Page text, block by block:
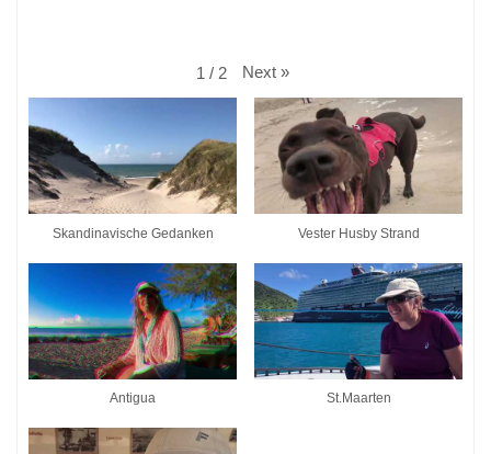
1 / 2 Next »
Skandinavische Gedanken Vester Husby Strand
Antigua St.Maarten